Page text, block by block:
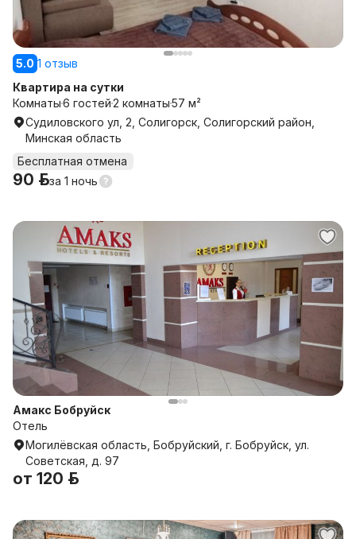
5.0 1 отзыв
Квартира на сутки
Комнаты6 гостей2 комнаты57 м²
Судиловского ул, 2, Солигорск, Солигорский район,
Минская область
Бесплатная отмена
90 р.за 1 ночь
Амакс Бобруйск
Отель
Могилёвская область, Бобруйский, г. Бобруйск, ул.
Советская, д. 97
от 120 р.